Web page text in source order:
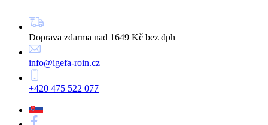
Doprava zdarma nad 1649 Kč bez dph
info@igefa-roin.cz
+420 475 522 077